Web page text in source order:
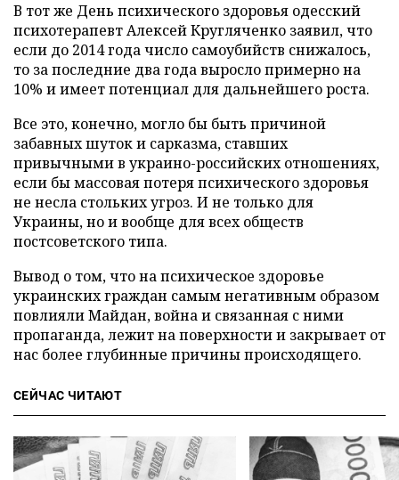
В тот же День психического здоровья одесский
психотерапевт Алексей Кругляченко заявил, что
если до 2014 года число самоубийств снижалось,
то за последние два года выросло примерно на
10% и имеет потенциал для дальнейшего роста.
Все это, конечно, могло бы быть причиной
забавных шуток и сарказма, ставших
привычными в украино-российских отношениях,
если бы массовая потеря психического здоровья
не несла стольких угроз. И не только для
Украины, но и вообще для всех обществ
постсоветского типа.
Вывод о том, что на психическое здоровье
украинских граждан самым негативным образом
повлияли Майдан, война и связанная с ними
пропаганда, лежит на поверхности и закрывает от
нас более глубинные причины происходящего.
СЕЙЧАС ЧИТАЮТ